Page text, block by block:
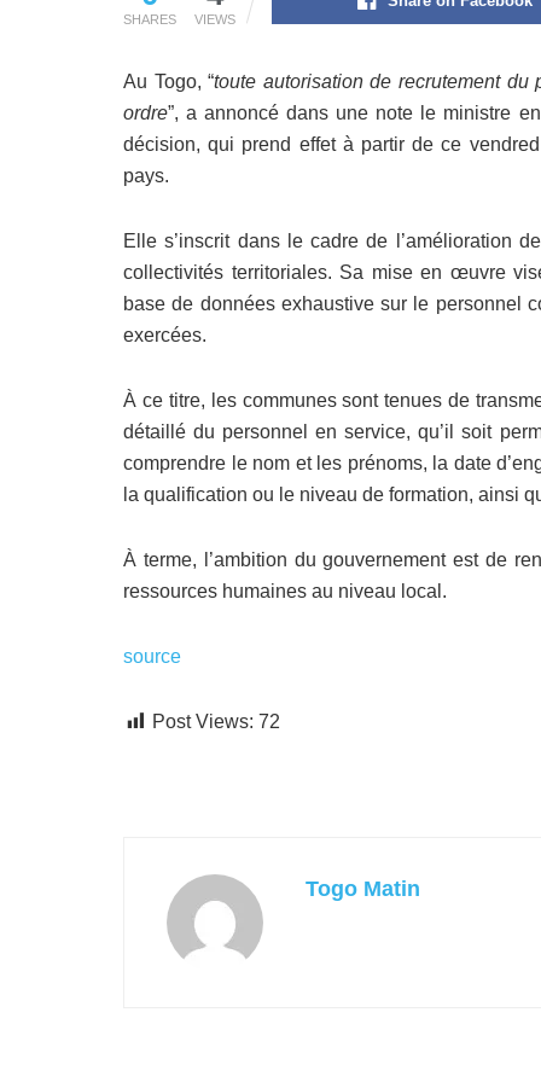
SHARES VIEWS
Au Togo, “toute autorisation de recrutement du
ordre”, a annoncé dans une note le ministre
décision, qui prend effet à partir de ce
pays.
Elle s’inscrit dans le cadre de l’amélioration
collectivités territoriales. Sa mise en œuvre
base de données exhaustive sur le personnel
exercées.
À ce titre, les communes sont tenues de
détaillé du personnel en service, qu’il soit
comprendre le nom et les prénoms, la date
la qualification ou le niveau de formation, ainsi
À terme, l’ambition du gouvernement est de
ressources humaines au niveau local.
source
Post Views: 72
Togo Matin